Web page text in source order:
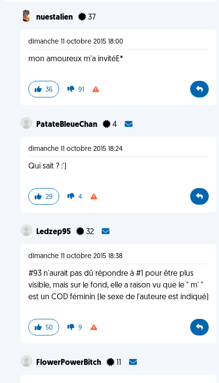
nuestalien 37
dimanche 11 octobre 2015 18:00
mon amoureux m'a invitéE*
36 91
PatateBleueChan 4
dimanche 11 octobre 2015 18:24
Qui sait ? :')
29 4
Ledzep95 32
dimanche 11 octobre 2015 18:38
#93 n'aurait pas dû répondre à #1 pour être plus
visible, mais sur le fond, elle a raison vu que le " m' "
est un COD féminin (le sexe de l'auteure est indiqué)
50 9
FlowerPowerBitch 11